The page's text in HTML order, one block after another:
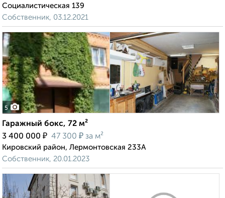
Социалистическая 139
Собственник, 03.12.2021
5
Гаражный бокс, 72 м²
3 400 000 ₽ 47 300 ₽ за м²
Кировский район, Лермонтовская 233А
Собственник, 20.01.2023